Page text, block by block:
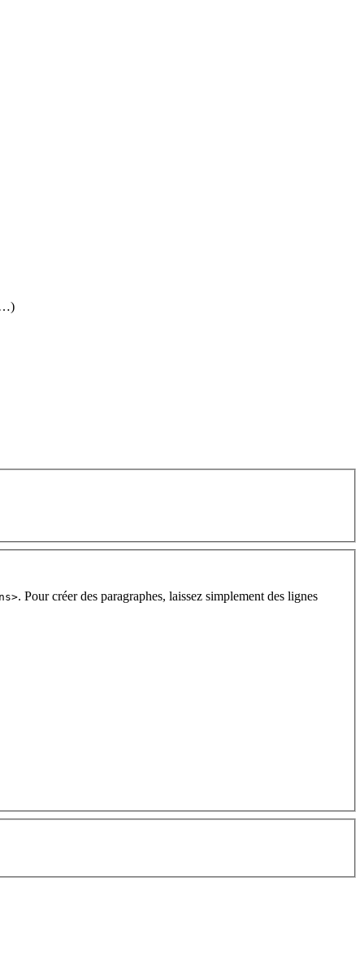
. Pour créer des paragraphes, laissez simplement des lignes